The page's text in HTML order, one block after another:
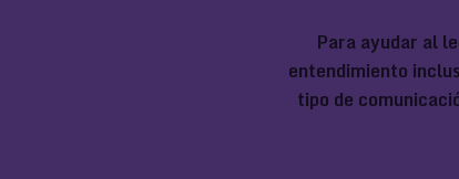
Para ayudar al
entendimiento
tipo de